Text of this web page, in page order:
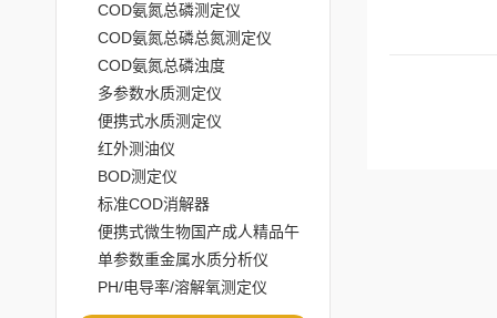
COD氨氮总磷测定仪
COD氨氮总磷总氮测定仪
COD氨氮总磷浊度
多参数水质测定仪
便携式水质测定仪
红外测油仪
BOD测定仪
标准COD消解器
便携式微生物国产成人精品午
夜福利APP
单参数重金属水质分析仪
PH/电导率/溶解氧测定仪